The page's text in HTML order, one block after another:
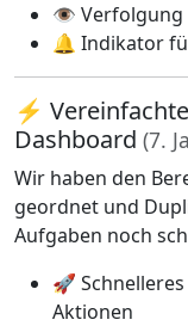
👁️ Verfolgung
🔔 Indikator
⚡
Dashboard (7.
Wir haben den
geordnet und
Aufgaben noch
🚀
Aktionen